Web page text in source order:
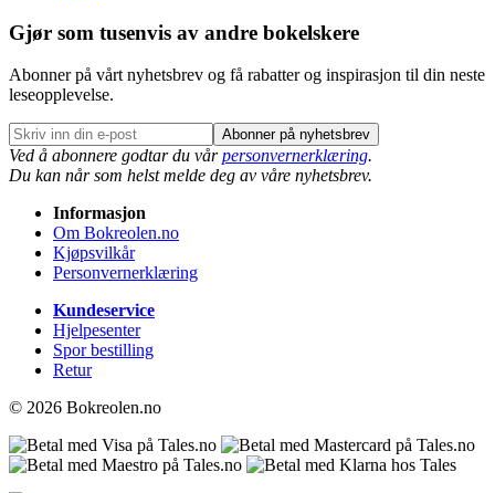
Gjør som tusenvis av andre bokelskere
Abonner på vårt nyhetsbrev og få rabatter og inspirasjon til din neste
leseopplevelse.
Abonner på nyhetsbrev
Ved å abonnere godtar du vårpersonvernerklæring.
Du kan når som helst melde deg av våre nyhetsbrev.
Informasjon
Om Bokreolen.no
Kjøpsvilkår
Personvernerklæring
Kundeservice
Hjelpesenter
Spor bestilling
Retur
© 2026 Bokreolen.no